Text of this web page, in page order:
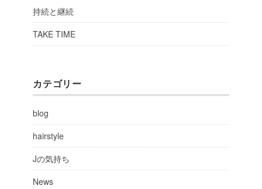
持続と継続
TAKE TIME
カテゴリー
blog
hairstyle
Jの気持ち
News